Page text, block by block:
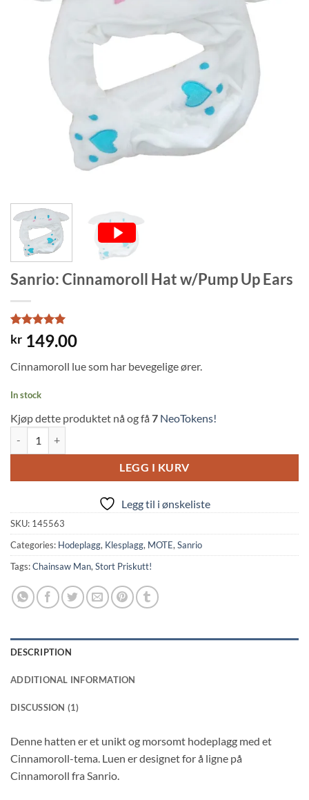
Sanrio: Cinnamoroll Hat w/Pump Up Ears
Rated5
out of 5
1
customer
kr 149.00
Cinnamoroll lue som har bevegelige ører.
In stock
Kjøp dette produktet nå og få 7 NeoTokens!
LEGG I KURV
Legg til i ønskeliste
SKU: 145563
Categories: Hodeplagg, Klesplagg, MOTE,Sanrio
Tags:Chainsaw Man,Stort Priskutt!
DESCRIPTION
ADDITIONAL INFORMATION
DISCUSSION (1)
Denne hatten er et unikt og morsomt hodeplagg med et
Cinnamoroll-tema. Luen er designet for å ligne på
Cinnamoroll fra Sanrio.